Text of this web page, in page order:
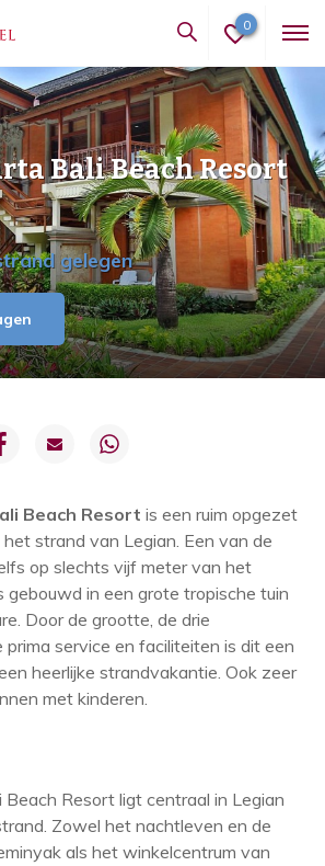
0
Bali Beach Resort
gelegen
Beach Resort is een ruim opgezet
strand van Legian. Een van de
op slechts vijf meter van het
gebouwd in een grote tropische tuin
Door de grootte, de drie
service en faciliteiten is dit een
heerlijke strandvakantie. Ook zeer
met kinderen.
Beach Resort ligt centraal in Legian
Zowel het nachtleven en de
als het winkelcentrum van